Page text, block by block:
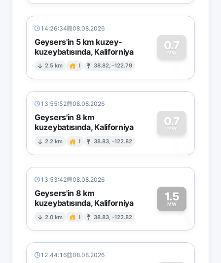
14:26:34 08.08.2026
Geysers'in 5 km kuzey-
kuzeybatısında, Kaliforniya
2.5 km I 38.82, -122.79
0.7
MW
0
13:55:52 08.08.2026
Geysers'in 8 km
kuzeybatısında, Kaliforniya
2.2 km I 38.83, -122.82
0.7
MW
0
13:53:42 08.08.2026
Geysers'in 8 km
kuzeybatısında, Kaliforniya
2.0 km I 38.83, -122.82
1.5
MW1
12:44:16 08.08.2026